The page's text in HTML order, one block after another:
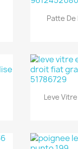

Patte De

Leve